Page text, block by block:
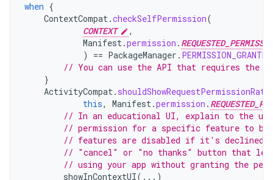
when {
ContextCompat.checkSelfPermission(
CONTEXT
,
Manifest.permission .
)
== PackageManager . PERMISSION_GRANTED
// You can use the API that requires the
}
ActivityCompat.
this, Manifest.permission .
// In an educational UI, explain to the
// permission for a specific feature to
// features are disabled if it's
// "cancel" or "no thanks" button that
// using your app without granting the
showInContextUI(...)